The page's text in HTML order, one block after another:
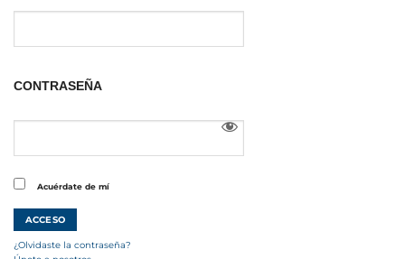
CONTRASEÑA
Acuérdate de mí
¿Olvidaste la contraseña?